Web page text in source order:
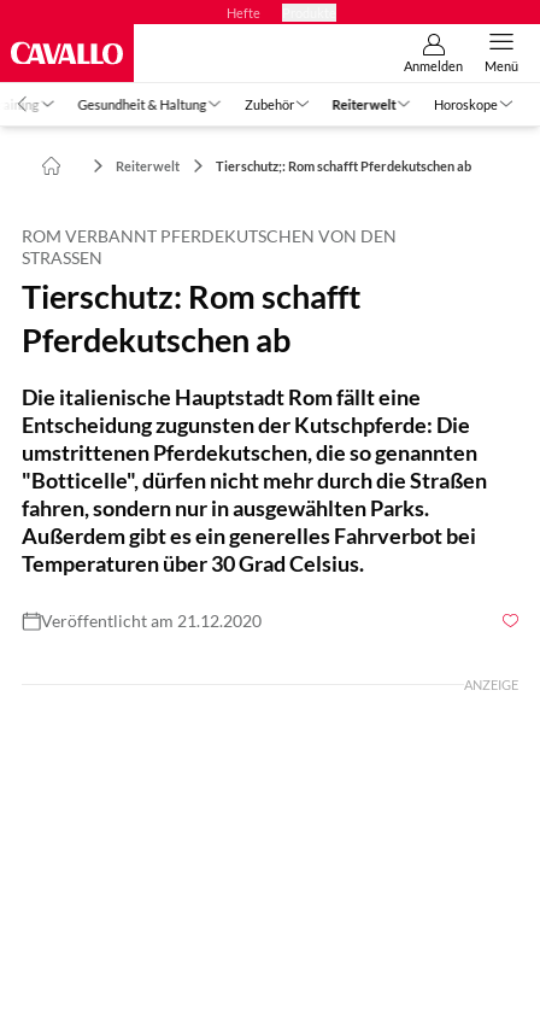
Hefte
Anmelden Menü
Gesundheit & Haltung Zubehör Reiterwelt Horoskope
Reiterwelt Tierschutz;: Rom schafft Pferdekutschen ab
ROM VERBANNT PFERDEKUTSCHEN VON DEN
STRASSEN
Tierschutz: Rom schafft
Pferdekutschen ab
Die italienische Hauptstadt Rom fällt eine
Entscheidung zugunsten der Kutschpferde: Die
umstrittenen Pferdekutschen, die so genannten
"Botticelle", dürfen nicht mehr durch die Straßen
fahren, sondern nur in ausgewählten Parks.
Außerdem gibt es ein generelles Fahrverbot bei
Temperaturen über 30 Grad Celsius.
Veröffentlicht am 21.12.2020
ANZEIGE